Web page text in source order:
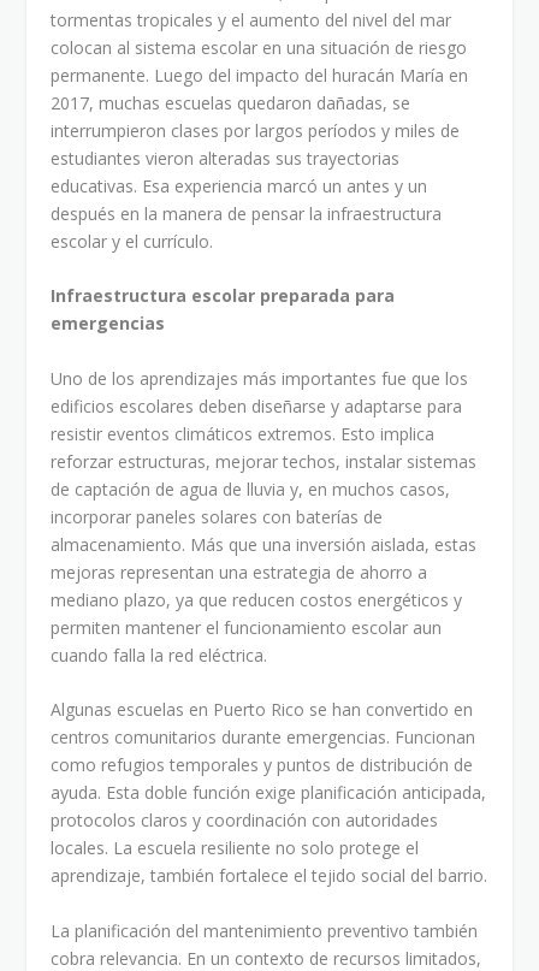
tormentas tropicales y el aumento del nivel del mar
colocan al sistema escolar en una situación de riesgo
permanente. Luego del impacto del huracán María en
2017, muchas escuelas quedaron dañadas, se
interrumpieron clases por largos períodos y miles de
estudiantes vieron alteradas sus trayectorias
educativas. Esa experiencia marcó un antes y un
después en la manera de pensar la infraestructura
escolar y el currículo.
Infraestructura escolar preparada para
emergencias
Uno de los aprendizajes más importantes fue que los
edificios escolares deben diseñarse y adaptarse para
resistir eventos climáticos extremos. Esto implica
reforzar estructuras, mejorar techos, instalar sistemas
de captación de agua de lluvia y, en muchos casos,
incorporar paneles solares con baterías de
almacenamiento. Más que una inversión aislada, estas
mejoras representan una estrategia de ahorro a
mediano plazo, ya que reducen costos energéticos y
permiten mantener el funcionamiento escolar aun
cuando falla la red eléctrica.
Algunas escuelas en Puerto Rico se han convertido en
centros comunitarios durante emergencias. Funcionan
como refugios temporales y puntos de distribución de
ayuda. Esta doble función exige planificación anticipada,
protocolos claros y coordinación con autoridades
locales. La escuela resiliente no solo protege el
aprendizaje, también fortalece el tejido social del barrio.
La planificación del mantenimiento preventivo también
cobra relevancia. En un contexto de recursos limitados,